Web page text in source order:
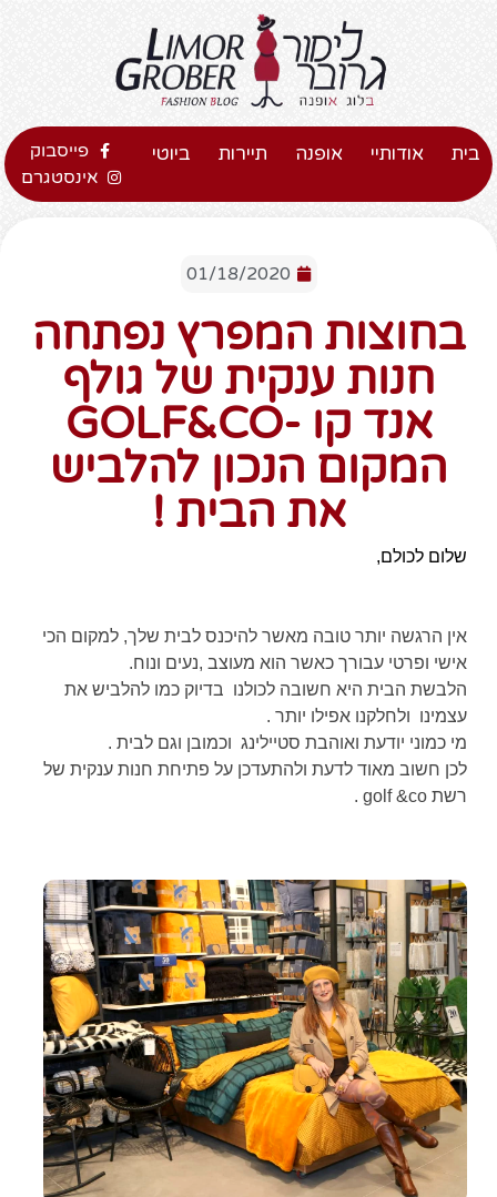
בית אודותיי אופנה תיירות ביוטי
פייסבוק
אינסטגרם
01/18/2020
בחוצות המפרץ נפתחה
חנות ענקית של גולף
אנד קו -GOLF&CO
המקום הנכון להלביש
את הבית !
שלום לכולם,
אין הרגשה יותר טובה מאשר להיכנס לבית שלך, למקום הכי
אישי ופרטי עבורך כאשר הוא מעוצב ,נעים ונוח.
הלבשת הבית היא חשובה לכולנו בדיוק כמו להלביש את
עצמינו ולחלקנו אפילו יותר .
מי כמוני יודעת ואוהבת סטיילינג וכמובן וגם לבית .
לכן חשוב מאוד לדעת ולהתעדכן על פתיחת חנות ענקית של
רשת golf &co .